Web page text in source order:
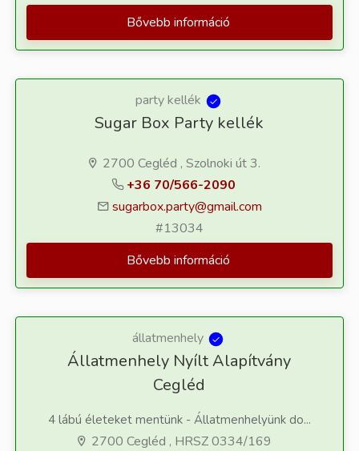
Bővebb információ
party kellék
Sugar Box Party kellék
2700 Cegléd , Szolnoki út 3.
+36 70/566-2090
sugarbox.party@gmail.com
#13034
Bővebb információ
állatmenhely
Állatmenhely Nyílt Alapítvány
Cegléd
4 lábú életeket mentünk - Állatmenhelyünk do...
2700 Cegléd , HRSZ 0334/169